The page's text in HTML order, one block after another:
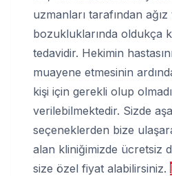
uzmanları tarafından
bozukluklarında oldukça
tedavidir. Hekimin
muayene etmesinin
kişi için gerekli olup
verilebilmektedir. Sizde
seçeneklerden bize
alan kliniğimizde ücretsiz
size özel fiyat alabilirsiniz.